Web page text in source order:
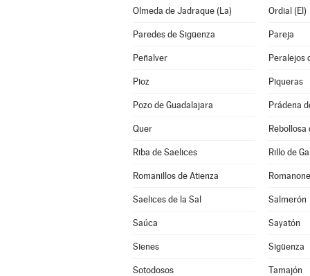
Olmeda de Jadraque (La) Ordial (El)
Paredes de Sigüenza Pareja
Peñalver Peralejos
Pioz Piqueras
Pozo de Guadalajara Prádena
Quer
Riba de Saelices Rillo de
Romanillos de Atienza
Saelices de la Sal Salmerón
Saúca Sayatón
Sienes Sigüenza
Sotodosos Tamajón